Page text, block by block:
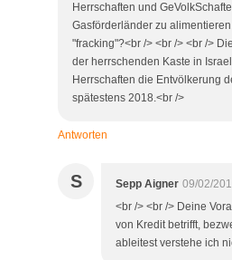
Herrschaften und
Gasförderländer zu
"fracking"?<br /> <br /> <br />
der herrschenden Kaste in
Herrschaften die Entvölkerung
spätestens 2018.<br />
Antworten
S Sepp Aigner 09/02/
<br /> <br /> Deine
von Kredit betrifft,
ableitest verstehe ich